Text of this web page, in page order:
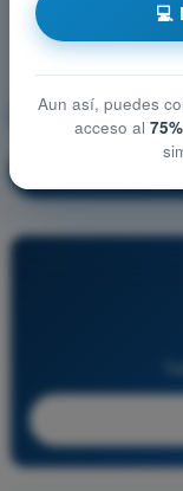
💻
Aun así, puedes
acceso al